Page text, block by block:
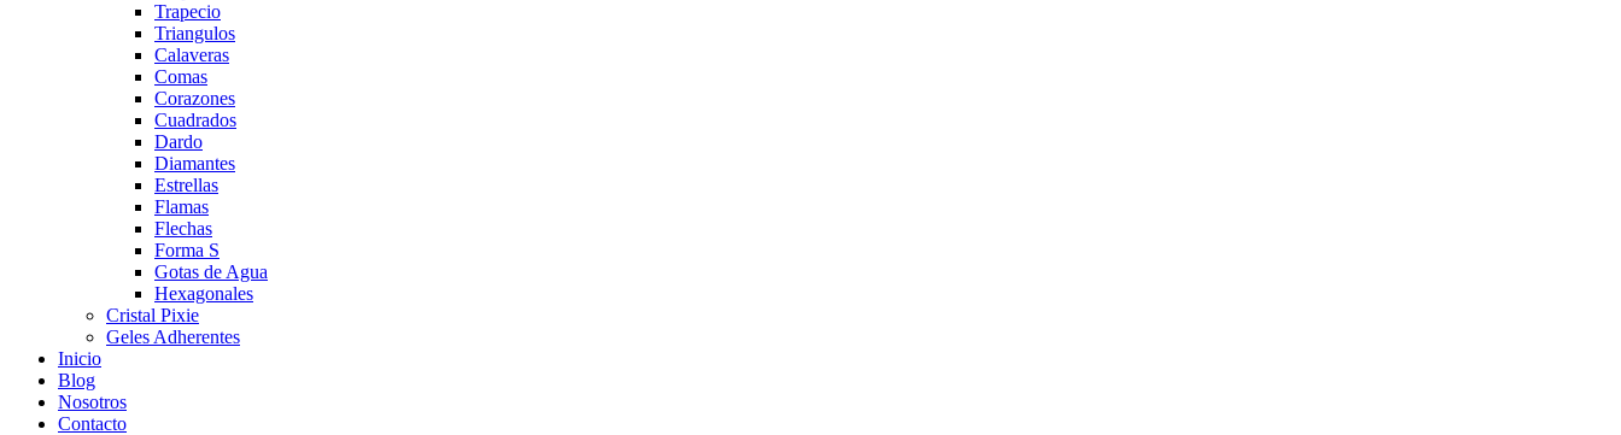
Trapecio
Triangulos
Calaveras
Comas
Corazones
Cuadrados
Dardo
Diamantes
Estrellas
Flamas
Flechas
Forma S
Gotas de Agua
Hexagonales
Cristal Pixie
Geles Adherentes
Inicio
Blog
Nosotros
Contacto